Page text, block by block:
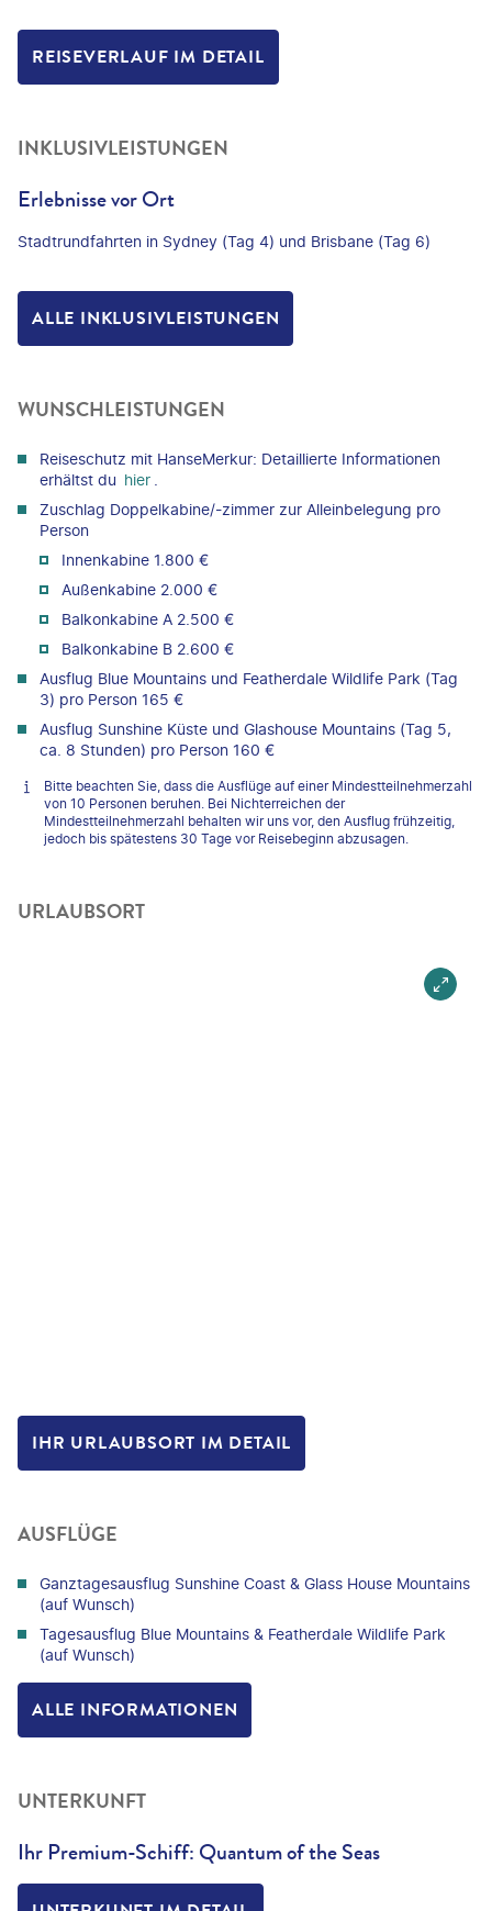
REISEVERLAUF IM DETAIL
INKLUSIVLEISTUNGEN
Erlebnisse vor Ort
Stadtrundfahrten in Sydney (Tag 4) und Brisbane (Tag 6)
ALLE INKLUSIVLEISTUNGEN
WUNSCHLEISTUNGEN
Reiseschutz mit HanseMerkur: Detaillierte Informationen
erhältst du hier
Zuschlag Doppelkabine/-zimmer zur Alleinbelegung pro
Person
Innenkabine 1.800 €
Außenkabine 2.000 €
Balkonkabine A 2.500 €
Balkonkabine B 2.600 €
Ausflug Blue Mountains und Featherdale Wildlife Park (Tag
3) pro Person 165 €
Ausflug Sunshine Küste und Glashouse Mountains (Tag 5,
ca. 8 Stunden) pro Person 160 €
Bitte beachten Sie, dass die Ausflüge auf einer Mindestteilnehmerzahl
von 10 Personen beruhen. Bei Nichterreichen der
Mindestteilnehmerzahl behalten wir uns vor, den Ausflug frühzeitig,
jedoch bis spätestens 30 Tage vor Reisebeginn abzusagen.
URLAUBSORT
IHR URLAUBSORT IM DETAIL
AUSFLÜGE
Ganztagesausflug Sunshine Coast & Glass House Mountains
(auf Wunsch)
Tagesausflug Blue Mountains & Featherdale Wildlife Park
(auf Wunsch)
ALLE INFORMATIONEN
UNTERKUNFT
Ihr Premium-Schiff: Quantum of the Seas